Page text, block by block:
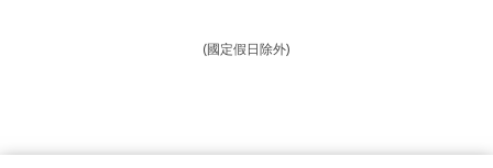
(國定假日除外)